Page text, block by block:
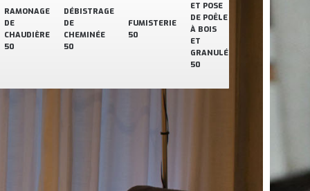
RAMONAGE
DE
CHAUDIÈRE
50
DÉBISTRAGE
DE
CHEMINÉE
50
FUMISTERIE
50
ET POSE
DE POÊLE
À BOIS
ET
GRANULÉ
50